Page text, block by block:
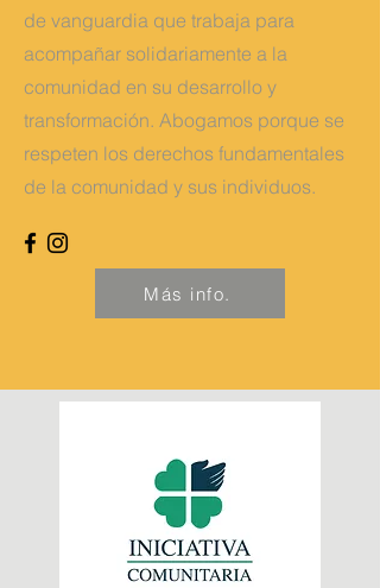
de vanguardia que trabaja para
acompañar solidariamente a la
comunidad en su desarrollo y
transformación. Abogamos porque se
respeten los derechos fundamentales
de la comunidad y sus individuos.
Más info.